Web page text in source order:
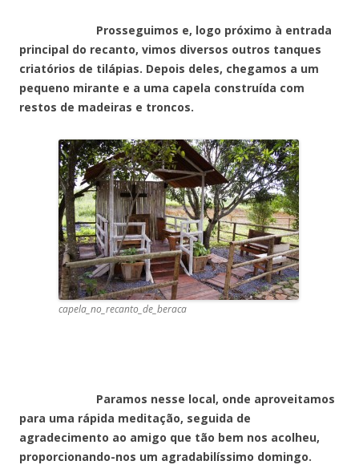
Prosseguimos e, logo próximo à entrada
principal do recanto, vimos diversos outros tanques
criatórios de tilápias. Depois deles, chegamos a um
pequeno mirante e a uma capela construída com
restos de madeiras e troncos.
capela_no_recanto_de_beraca
Paramos nesse local, onde aproveitamos
para uma rápida meditação, seguida de
agradecimento ao amigo que tão bem nos acolheu,
proporcionando-nos um agradabilíssimo domingo.